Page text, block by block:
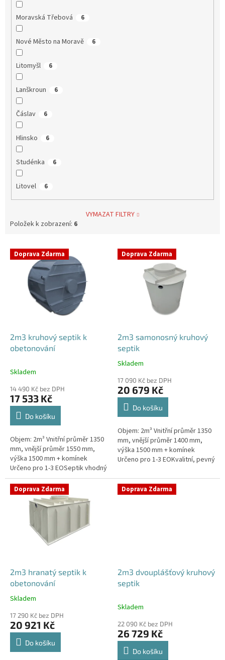
Moravská Třebová 6
Nové Město na Moravě 6
Litomyšl 6
Lanškroun 6
Čáslav 6
Hlinsko 6
Studénka 6
Litovel 6
VYMAZAT FILTRY
Položek k zobrazení: 6
V Doprava Zdarma
2m3 kruhový septik k
obetonování
Skladem
14 490 Kč bez DPH
17 533 Kč
Do košíku
Objem: 2m³ Vnitřní průměr 1350
mm, vnější průměr 1550 mm,
výška 1500 mm + komínek
Určeno pro 1-3 EOSeptik vhodný
pod parkovací stání,
komunikace a do jílovité
zeminyPrůměr...
Doprava Zdarma
2m3 samonosný kruhový
septik
Průměrné
produktu
je
4,6
hvězdiček.
Skladem
17 090 Kč bez DPH
20 679 Kč
Do košíku
Objem: 2m³ Vnitřní průměr 1350
mm, vnější průměr 1400 mm,
výška 1500 mm + komínek
Určeno pro 1-3 EOKvalitní, pevný
obetonováníPrůměr a pozici
přítoku a odtoku...
Doprava Zdarma
2m3 hranatý septik k
obetonování
Průměrné
produktu
je
4,8
Skladem
17 290 Kč bez DPH
20 921 Kč
Do košíku
Doprava Zdarma
2m3 dvouplášťový kruhový
septik
Skladem
22 090 Kč bez DPH
26 729 Kč
Do košíku